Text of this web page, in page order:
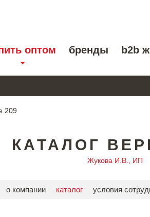
оптом бренды b2b
209
КАТАЛОГ
Жукова И.В., ИП
о компании каталог условия